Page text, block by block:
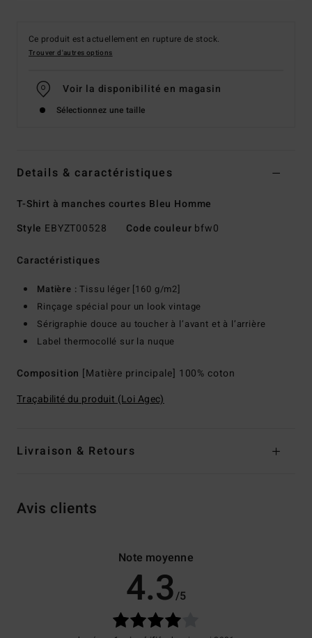
Ce produit est actuellement en rupture de stock.
Trouver d'autres options
Voir la disponibilité en magasin
Sélectionnez une taille
Details & caractéristiques
T-Shirt à manches courtes Bleu Homme
Style EBYZT00528 Code couleur bfw0
Caractéristiques
Matière :Tissu léger [160 g/m2]
Rinçage spécial pour un look vintage
Sérigraphie douce au toucher à l’avant et à l’arrière
Label thermocollé sur la nuque
Composition [Matière principale] 100% coton
Traçabilité du produit (Loi Agec)
Livraison & Retours
Avis clients
Note moyenne
4.3/5